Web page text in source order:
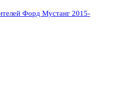
Форд Мустанг 2015-